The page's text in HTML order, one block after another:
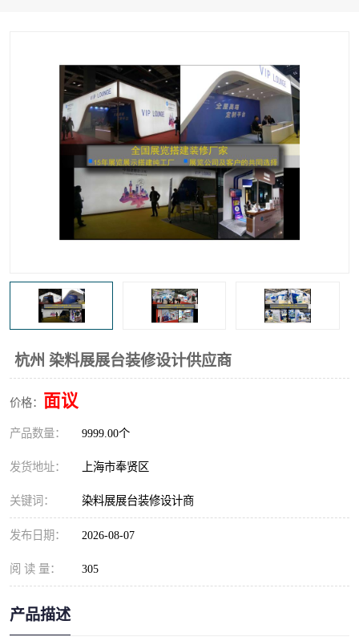
杭州 染料展展台装修设计供应商
价格： 面议
产品数量： 9999.00个
发货地址： 上海市奉贤区
关键词： 染料展展台装修设计商
发布日期： 2026-08-07
阅 读 量： 305
产品描述